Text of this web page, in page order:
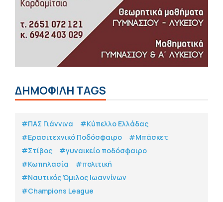
ΔΗΜΟΦΙΛΗ TAGS
#ΠΑΣ Γιάννινα
#Κύπελλο Ελλάδας
#Eρασιτεχνικό Ποδόσφαιρο
#Μπάσκετ
#Στίβος
#γυναικείο ποδόσφαιρο
#Κωπηλασία
#πολιτική
#Ναυτικός Όμιλος Ιωαννίνων
#Champions League